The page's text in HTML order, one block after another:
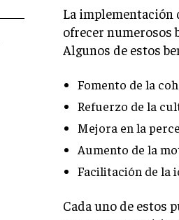
La implementación
ofrecer numerosos
Algunos de estos
Fomento de la
Refuerzo de la
Mejora en la
Aumento de la
Facilitación de la
Cada uno de estos